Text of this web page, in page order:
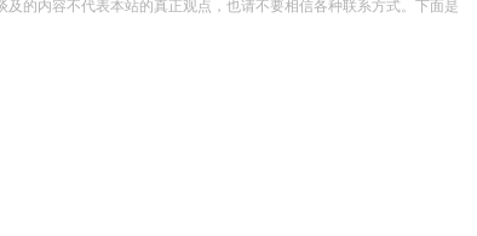
的内容不代表本站的真正观点，也请不要相信各种联系方式。下面是